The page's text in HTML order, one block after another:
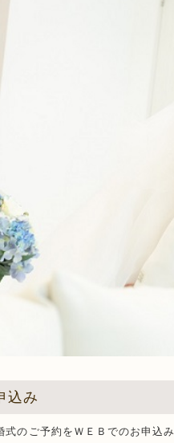
込み
式のご予約をＷＥＢでのお申込